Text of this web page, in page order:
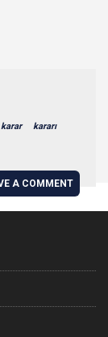
karar kararı
A COMMENT